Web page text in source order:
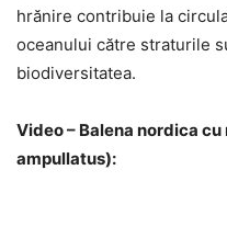
hrănire contribuie la
oceanului către straturile
biodiversitatea.
Video – Balena nordica
ampullatus):